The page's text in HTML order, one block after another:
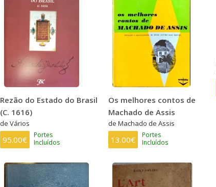
Rezão do Estado do Brasil
(C. 1616)
de Vários
95.00€
Portes
Incluídos
Os melhores contos de
Machado de Assis
de Machado de Assis
13.00€
Portes
Incluídos